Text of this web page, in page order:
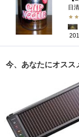
今、あなたにオスス